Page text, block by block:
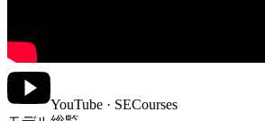
YouTube · SECourses